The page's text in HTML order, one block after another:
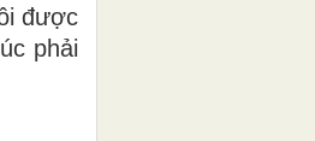
được
phải